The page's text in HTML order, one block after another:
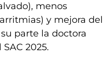
menos
y mejora del
parte la doctora
2025.